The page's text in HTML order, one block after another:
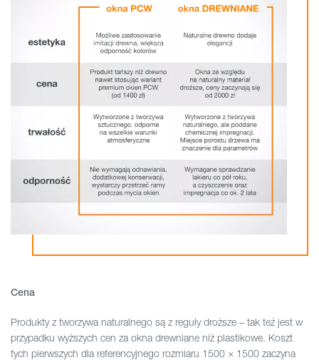
Cena
Produkty z tworzywa naturalnego są z reguły droższe – tak też jest w
przypadku wyższych cen za okna drewniane niż plastikowe. Koszt
tych pierwszych dla referencyjnego rozmiaru 1500 × 1500 zaczyna